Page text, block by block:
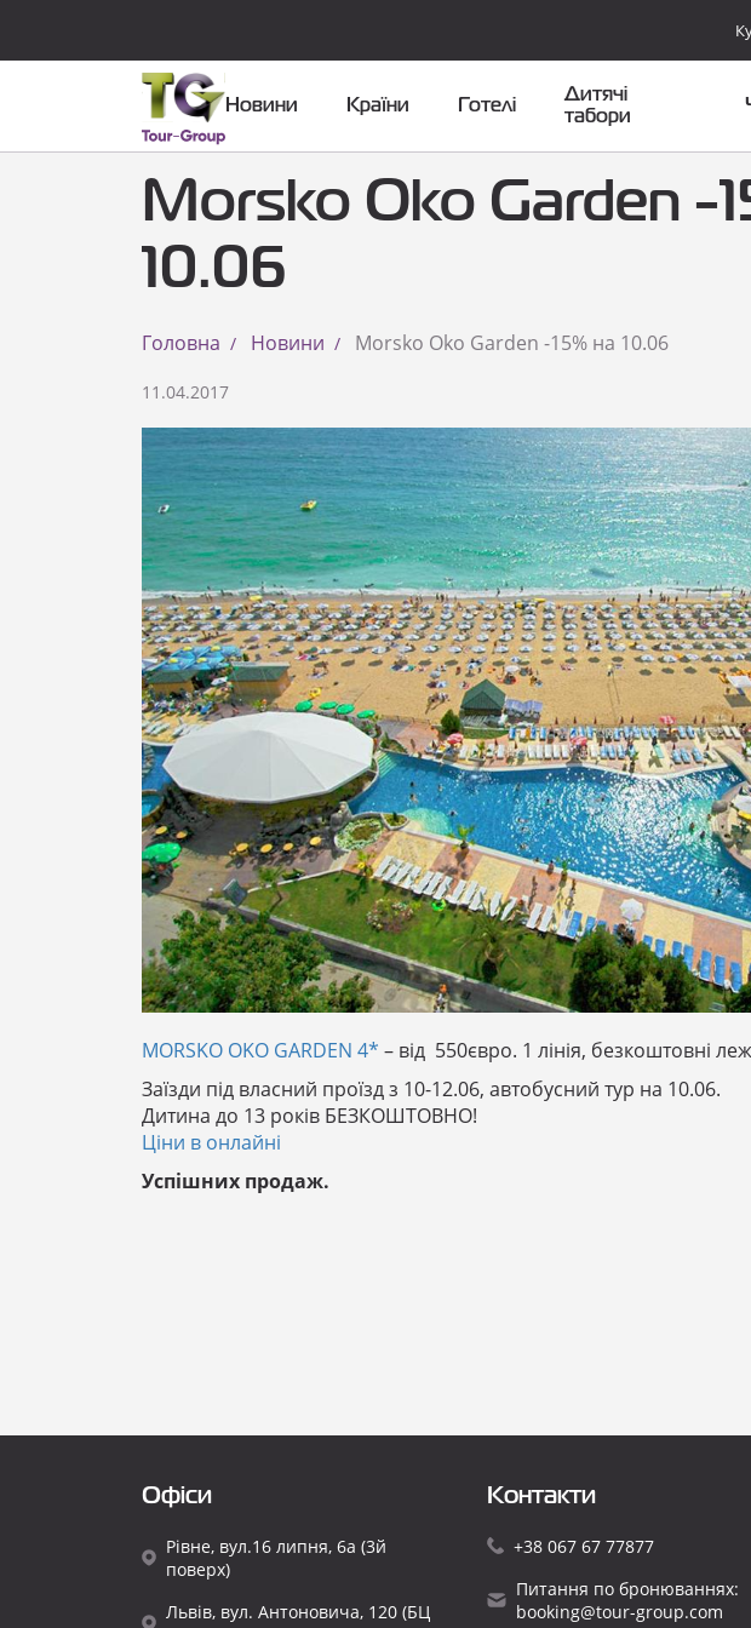
Новини Країни Готелі
Дитячі
табори
Morsko Oko Garden -
10.06
Головна Новини Morsko Oko Garden -15% на 10.06
11.04.2017
MORSKO OKO GARDEN 4* – від 550євро. 1 лінія, безкоштовні
Заїзди під власний проїзд з 10-12.06, автобусний тур на 10.06.
Дитина до 13 років БЕЗКОШТОВНО!
Ціни в онлайні
Успішних продаж.
Офіси
Рівне, вул.16 липня, 6а (3й
поверх)
Львів, вул. Антоновича, 120 (БЦ
Контакти
+38 067 67 77877
Питання по бронюваннях:
booking@tour-group.com